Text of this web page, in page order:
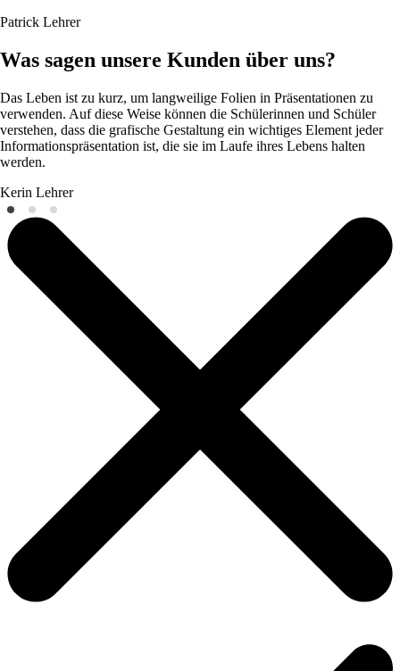
Patrick Lehrer
Was sagen unsere Kunden über uns?
Das Leben ist zu kurz, um langweilige Folien in Präsentationen zu
verwenden. Auf diese Weise können die Schülerinnen und Schüler
verstehen, dass die grafische Gestaltung ein wichtiges Element jeder
Informationspräsentation ist, die sie im Laufe ihres Lebens halten
werden.
Kerin Lehrer